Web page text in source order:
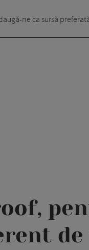
ne ca sursă
de